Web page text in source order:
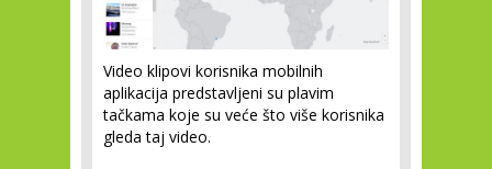
Video klipovi korisnika mobilnih
aplikacija predstavljeni su plavim
tačkama koje su veće što više korisnika
gleda taj video.